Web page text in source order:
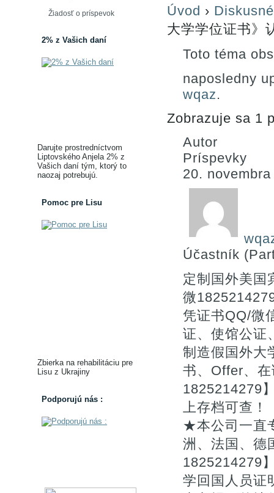
Žiadosť o príspevok
2% z Vašich daní
Darujte prostredníctvom
Liptovského Anjela 2% z
Vašich daní tým, ktorý to
naozaj potrebujú.
Pomoc pre Lisu
Zbierka na rehabilitáciu pre
Lisu z Ukrajiny
Podporujú nás :
Úvod ›
大学学位证书》
Toto téma
naposledny
wqaz.
Zobrazuje sa 1
Autor
Príspevky
20.
Účastník
定制国外美国
微
凭证书QQ/微
证、使馆公证
制造假国外大
书、Offer、
1825214279
上存档可查！
★本公司一直
洲、法国、德
1825214279
学回国人员证